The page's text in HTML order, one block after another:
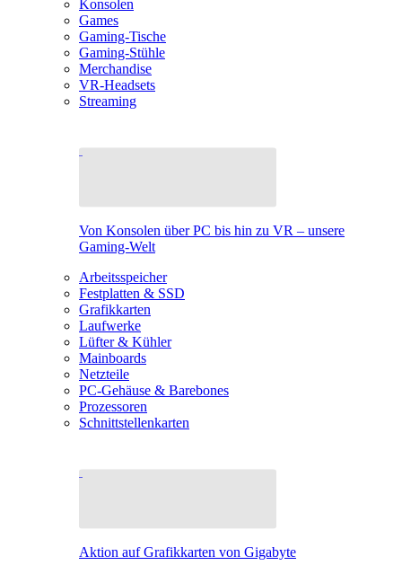
Konsolen
Games
Gaming-Tische
Gaming-Stühle
Merchandise
VR-Headsets
Streaming
Von Konsolen über PC bis hin zu VR – unsere
Gaming-Welt
Arbeitsspeicher
Festplatten & SSD
Grafikkarten
Laufwerke
Lüfter & Kühler
Mainboards
Netzteile
PC-Gehäuse & Barebones
Prozessoren
Schnittstellenkarten
Aktion auf Grafikkarten von Gigabyte